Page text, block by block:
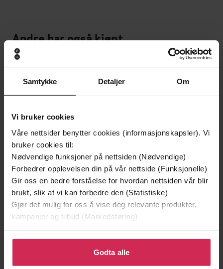
Samtykke Detaljer Om
Vi bruker cookies
Våre nettsider benytter cookies (informasjonskapsler). Vi
bruker cookies til:
Nødvendige funksjoner på nettsiden (Nødvendige)
Forbedrer opplevelsen din på vår nettside (Funksjonelle)
Gir oss en bedre forståelse for hvordan nettsiden vår blir
brukt, slik at vi kan forbedre den (Statistiske)
Gjør det mulig for oss å vise deg relevante produkter,
kampanjer og tilbud (Markedsføring)
Klikk på «Godta alle» for å gi oss ditt samtykke til å
bruke cookies for alle disse formålene. Du kan også
tilpasse ditt samtykke til spesifikke formål ved å klikke
Godta alle
Andre har også kjøpt
Premium
79,-
Første gang på tilbud
Vi anbefaler
Anders De la Motte